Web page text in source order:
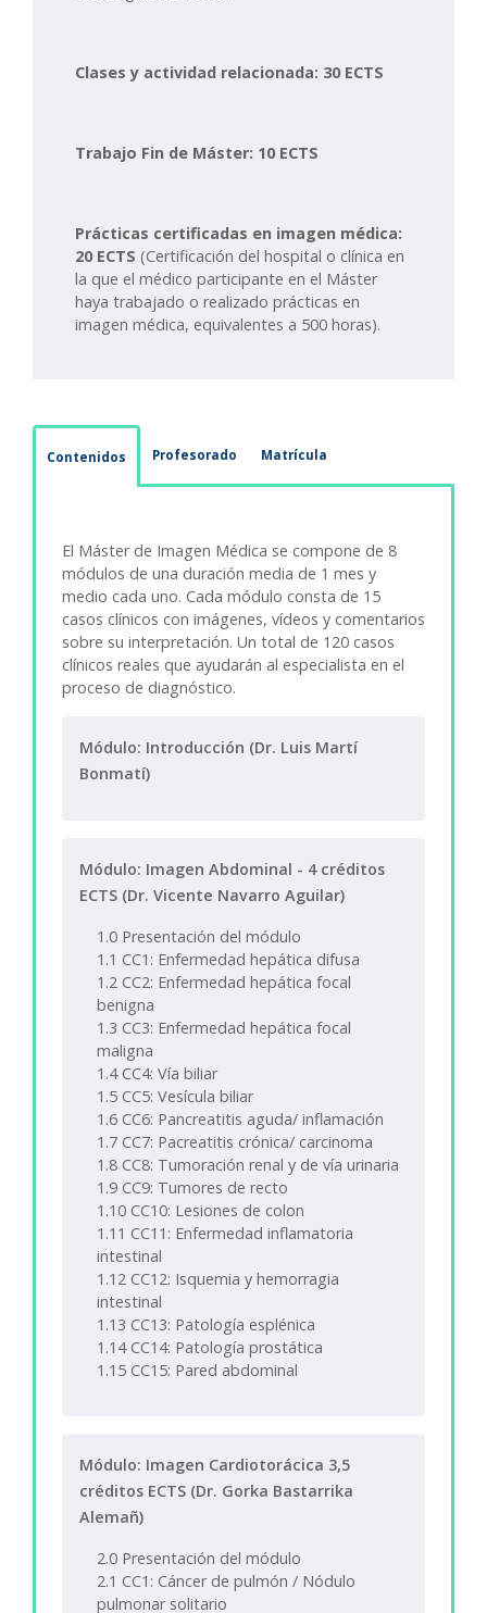
Clases y actividad relacionada: 30 ECTS
Trabajo Fin de Máster: 10 ECTS
Prácticas certificadas en imagen médica:
20 ECTS (Certificación del hospital o clínica en
la que el médico participante en el Máster
haya trabajado o realizado prácticas en
imagen médica, equivalentes a 500 horas).
Contenidos Profesorado Matrícula
El Máster de Imagen Médica se compone de 8
módulos de una duración media de 1 mes y
medio cada uno. Cada módulo consta de 15
casos clínicos con imágenes, vídeos y comentarios
sobre su interpretación. Un total de 120 casos
clínicos reales que ayudarán al especialista en el
proceso de diagnóstico.
Módulo: Introducción (Dr. Luis Martí
Bonmatí)
Módulo: Imagen Abdominal - 4 créditos
ECTS (Dr. Vicente Navarro Aguilar)
1.0 Presentación del módulo
1.1 CC1: Enfermedad hepática difusa
1.2 CC2: Enfermedad hepática focal
benigna
1.3 CC3: Enfermedad hepática focal
maligna
1.4 CC4: Vía biliar
1.5 CC5: Vesícula biliar
1.6 CC6: Pancreatitis aguda/ inflamación
1.7 CC7: Pacreatitis crónica/ carcinoma
1.8 CC8: Tumoración renal y de vía urinaria
1.9 CC9: Tumores de recto
1.10 CC10: Lesiones de colon
1.11 CC11: Enfermedad inflamatoria
intestinal
1.12 CC12: Isquemia y hemorragia
intestinal
1.13 CC13: Patología esplénica
1.14 CC14: Patología prostática
1.15 CC15: Pared abdominal
Módulo: Imagen Cardiotorácica 3,5
créditos ECTS (Dr. Gorka Bastarrika
Alemañ)
2.0 Presentación del módulo
2.1 CC1: Cáncer de pulmón / Nódulo
pulmonar solitario